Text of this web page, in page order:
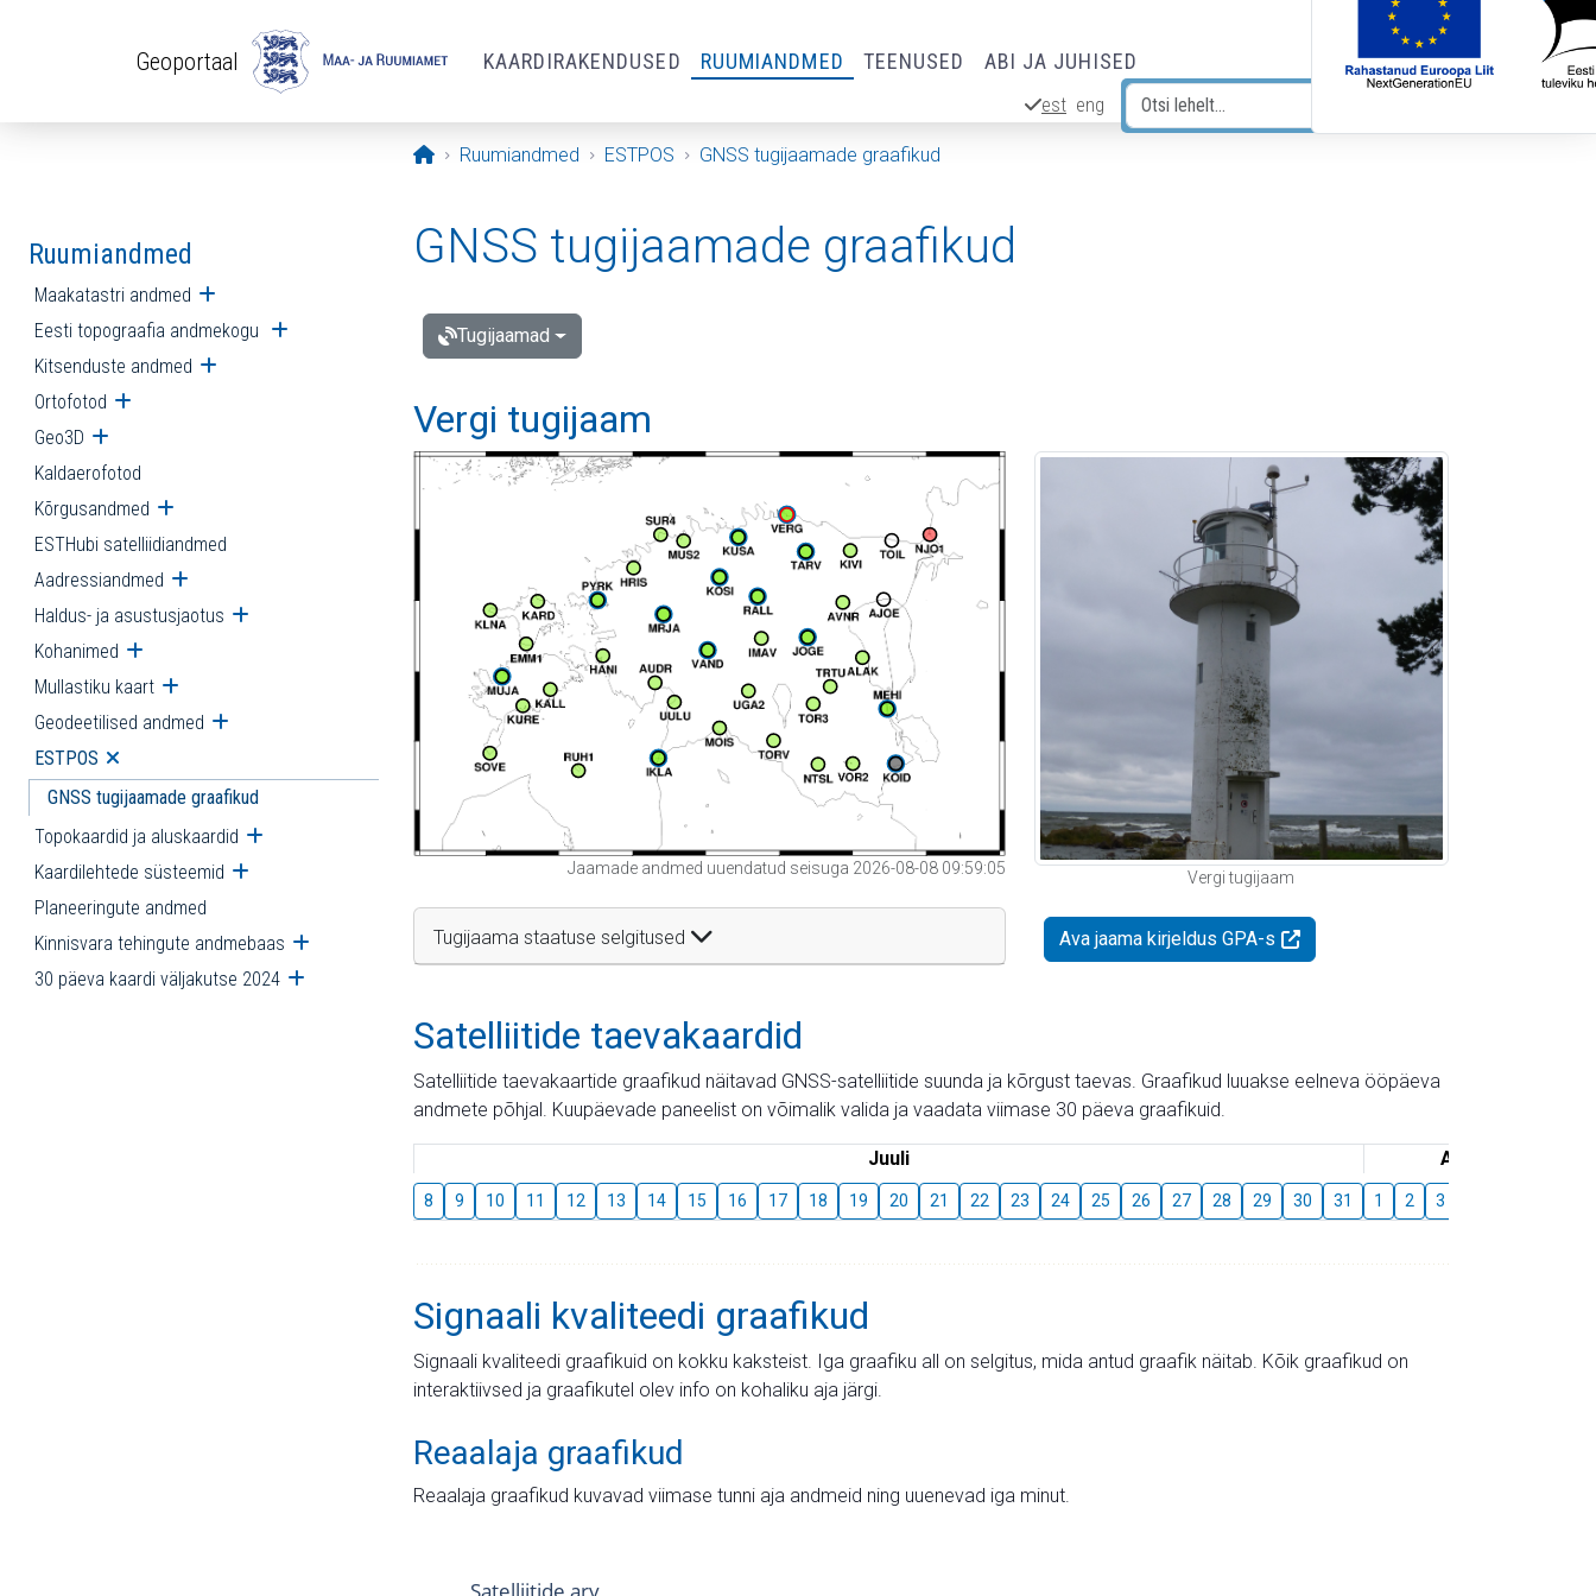
Geoportaal KAARDIRAKENDUSED RUUMIANDMED TEENUSED ABI JA JUHISED
est eng
Avaleht
Ruumiandmed ESTPOS GNSS tugijaamade graafikud
Ruumiandmed
Maakatastri andmed Ava alammenüü
Eesti topograafia andmekogu Ava alammenüü
Kitsenduste andmed Ava alammenüü
Ortofotod Ava alammenüü
Geo3D Ava alammenüü
Kaldaerofotod
Kõrgusandmed Ava alammenüü
ESTHubi satelliidiandmed
Aadressiandmed Ava alammenüü
Haldus- ja asustusjaotus Ava alammenüü
Kohanimed Ava alammenüü
Mullastiku kaart Ava alammenüü
Geodeetilised andmed Ava alammenüü
ESTPOS Ava alammenüü
GNSS tugijaamade graafikud
Topokaardid ja aluskaardid Ava alammenüü
Kaardilehtede süsteemid Ava alammenüü
Planeeringute andmed
Kinnisvara tehingute andmebaas Ava alammenüü
30 päeva kaardi väljakutse 2024 Ava alammenüü
GNSS tugijaamade graafikud
Tugijaamad
Vergi tugijaam
Jaamade andmed uuendatud seisuga 2026-08-08 09:59:05
Tugijaama staatuse selgitused
Vergi tugijaam
Ava jaama kirjeldus GPA-s
Satelliitide taevakaardid
Satelliitide taevakaartide graafikud näitavad GNSS-satelliitide suunda ja kõrgust taevas. Graafikud luuakse eelneva ööpäeva
andmete põhjal. Kuupäevade paneelist on võimalik valida ja vaadata viimase 30 päeva graafikuid.
Juuli August
8 9 10 11 12 13 14 15 16 17 18 19 20 21 22 23 24 25 26 27 28 29 30 31 1 2 3
Signaali kvaliteedi graafikud
Signaali kvaliteedi graafikuid on kokku kaksteist. Iga graafiku all on selgitus, mida antud graafik näitab. Kõik graafikud on
interaktiivsed ja graafikutel olev info on kohaliku aja järgi.
Reaalaja graafikud
Reaalaja graafikud kuvavad viimase tunni aja andmeid ning uuenevad iga minut.